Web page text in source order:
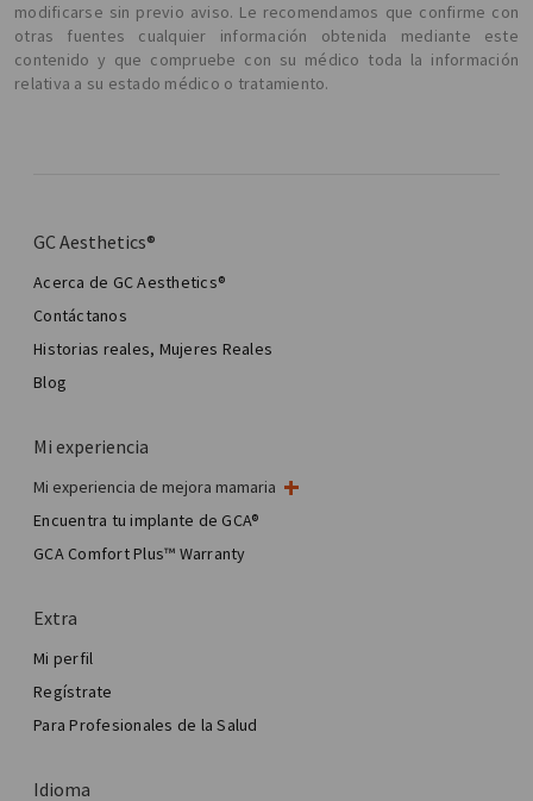
modificarse sin previo aviso. Le recomendamos que confirme con
otras fuentes cualquier información obtenida mediante este
contenido y que compruebe con su médico toda la información
relativa a su estado médico o tratamiento.
GC Aesthetics®
Acerca de GC Aesthetics®
Contáctanos
Historias reales, Mujeres Reales
Blog
Mi experiencia
Mi experiencia de mejora mamaria
Mi cirugía de mama
Cirugía estética mamaria
Total Breast Reconstruction™
Encuentra tu implante de GCA®
GCA Comfort Plus™ Warranty
Extra
Mi perfil
Regístrate
Para Profesionales de la Salud
Idioma